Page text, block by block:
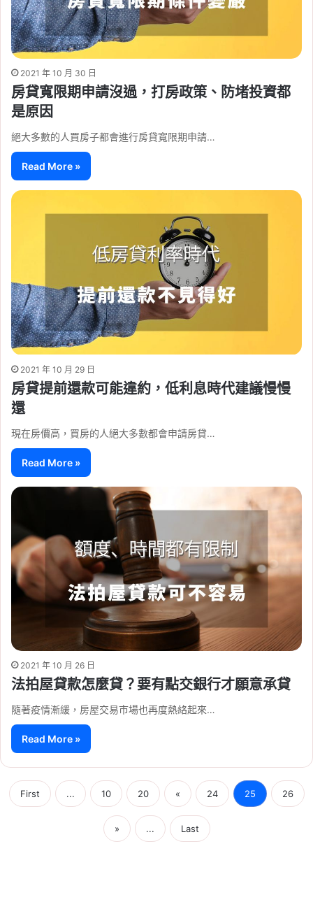
2021 年 10 月 30 日
房貸寬限期申請沒過，打房政策、防堵投資都
是原因
絕大多數的人買房子都會進行房貸寬限期申請…
Read More »
2021 年 10 月 29 日
房貸提前還款可能違約，低利息時代建議慢慢
還
現在房價高，買房的人絕大多數都會申請房貸…
Read More »
2021 年 10 月 26 日
法拍屋貸款怎麼貸？要有點交銀行才願意承貸
隨著疫情漸緩，房屋交易市場也再度熱絡起來…
Read More »
First ... 10 20 « 24 25 26
» ... Last